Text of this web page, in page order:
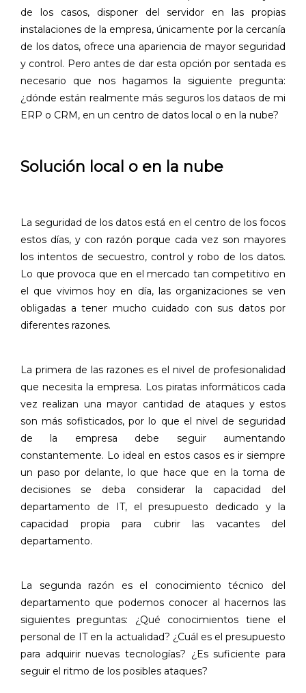
de los casos, disponer del servidor en las propias
instalaciones de la empresa, únicamente por la cercanía
de los datos, ofrece una apariencia de mayor seguridad
y control. Pero antes de dar esta opción por sentada es
necesario que nos hagamos la siguiente pregunta:
¿dónde están realmente más seguros los dataos de mi
ERP o CRM, en un centro de datos local o en la nube?
Solución local o en la nube
La seguridad de los datos está en el centro de los focos
estos días, y con razón porque cada vez son mayores
los intentos de secuestro, control y robo de los datos.
Lo que provoca que en el mercado tan competitivo en
el que vivimos hoy en día, las organizaciones se ven
obligadas a tener mucho cuidado con sus datos por
diferentes razones.
La primera de las razones es el nivel de profesionalidad
que necesita la empresa. Los piratas informáticos cada
vez realizan una mayor cantidad de ataques y estos
son más sofisticados, por lo que el nivel de seguridad
de la empresa debe seguir aumentando
constantemente. Lo ideal en estos casos es ir siempre
un paso por delante, lo que hace que en la toma de
decisiones se deba considerar la capacidad del
departamento de IT, el presupuesto dedicado y la
capacidad propia para cubrir las vacantes del
departamento.
La segunda razón es el conocimiento técnico del
departamento que podemos conocer al hacernos las
siguientes preguntas: ¿Qué conocimientos tiene el
personal de IT en la actualidad? ¿Cuál es el presupuesto
para adquirir nuevas tecnologías? ¿Es suficiente para
seguir el ritmo de los posibles ataques?